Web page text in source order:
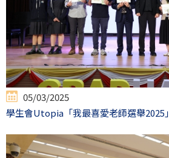
05/03/2025
學生會Utopia「我最喜愛老師選舉2025」